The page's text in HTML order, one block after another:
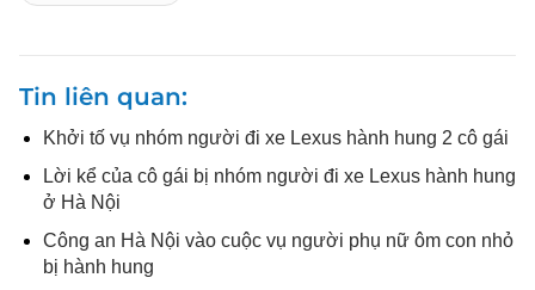
Tin liên quan
Khởi tố vụ nhóm người đi xe Lexus hành hung 2 cô gái
Lời kể của cô gái bị nhóm người đi xe Lexus hành hung
ở Hà Nội
Công an Hà Nội vào cuộc vụ người phụ nữ ôm con nhỏ
bị hành hung